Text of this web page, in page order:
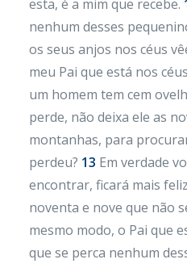
esta, é a mim que recebe.
nenhum desses
os seus anjos nos céus
meu Pai que está nos
um homem tem cem
perde, não deixa ele as
montanhas, para
perdeu? 13 Em verdade
encontrar, ficará mais
noventa e nove que não
mesmo modo, o Pai que
que se perca nenhum